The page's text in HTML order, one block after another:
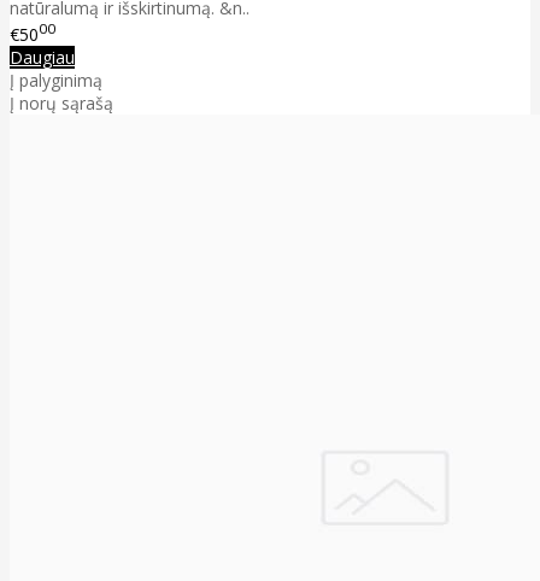
natūralumą ir išskirtinumą. &n..
€5000
Daugiau
Į palyginimą
Į norų sąrašą